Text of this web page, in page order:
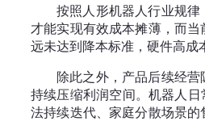
按照人形机器人行业规
才能实现有效成本摊薄，而
远未达到降本标准，硬件高成
除此之外，产品后续经
持续压缩利润空间。机器人
法持续迭代、家庭分散场景